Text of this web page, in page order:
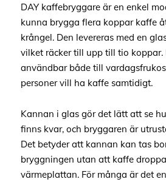
DAY kaffebryggare är en enkel
kunna brygga flera koppar kaffe
krångel. Den levereras med en
vilket räcker till upp till tio koppar.
användbar både till
personer vill ha kaffe samtidigt.
Kannan i glas gör det lätt att se
finns kvar, och bryggaren är
Det betyder att kannan kan tas
bryggningen utan att kaffe
värmeplattan. För många är det